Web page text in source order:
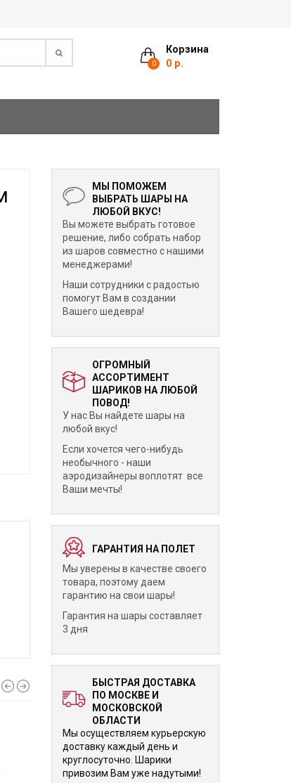
Корзина
0 0 р.
МЫ ПОМОЖЕМ
ВЫБРАТЬ ШАРЫ НА
ЛЮБОЙ ВКУС!
Вы можете выбрать готовое
решение, либо собрать набор
из шаров совместно с нашими
менеджерами!
Наши сотрудники с радостью
помогут Вам в создании
Вашего шедевра!
ОГРОМНЫЙ
АССОРТИМЕНТ
ШАРИКОВ НА ЛЮБОЙ
ПОВОД!
У нас Вы найдете шары на
любой вкус!
Если хочется чего-нибудь
необычного - наши
аэродизайнеры воплотят все
Ваши мечты!
ГАРАНТИЯ НА ПОЛЕТ
Мы уверены в качестве своего
товара, поэтому даем
гарантию на свои шары!
Гарантия на шары составляет
3 дня
БЫСТРАЯ ДОСТАВКА
ПО МОСКВЕ И
МОСКОВСКОЙ
ОБЛАСТИ
Мы осуществляем курьерскую
доставку каждый день и
круглосуточно. Шарики
привозим Вам уже надутыми!